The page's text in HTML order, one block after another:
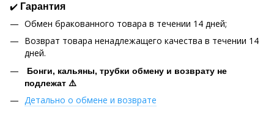
✔️ Гарантия
Обмен бракованного товара в течении 14 дней;
Возврат товара ненадлежащего качества в течении 14
дней.
Бонги, кальяны, трубки обмену и возврату не
подлежат ⚠️
Детально о обмене и возврате